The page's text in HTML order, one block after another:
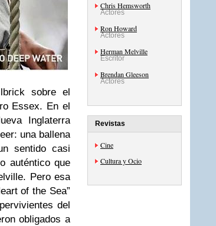
sobre el
Essex. En el
Inglaterra
una ballena
sentido casi
auténtico que
Pero esa
of the Sea”
del
obligados a
Chris Hemsworth
Actores
Ron Howard
Actores
Herman Melville
Escritor
Brendan Gleeson
Actores
Revistas
Cine
Cultura y Ocio